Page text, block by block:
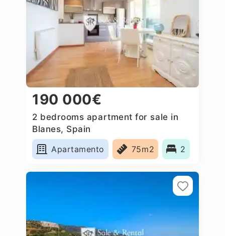
190 000€
2 bedrooms apartment for sale in
Blanes, Spain
Apartamento
75m2 2